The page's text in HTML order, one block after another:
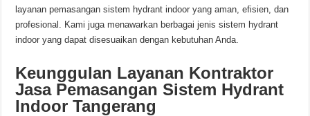
layanan pemasangan sistem hydrant indoor yang aman, efisien, dan
profesional. Kami juga menawarkan berbagai jenis sistem hydrant
indoor yang dapat disesuaikan dengan kebutuhan Anda.
Keunggulan Layanan Kontraktor
Jasa Pemasangan Sistem Hydrant
Indoor Tangerang